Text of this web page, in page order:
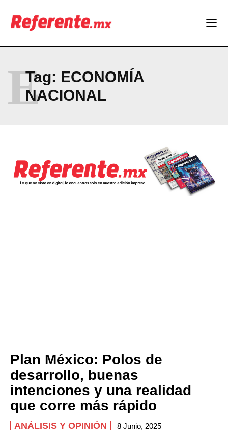
Tag: ECONOMÍA
NACIONAL
E
Plan México: Polos de
desarrollo, buenas
intenciones y una realidad
que corre más rápido
ANÁLISIS Y OPINIÓN 8 Junio, 2025